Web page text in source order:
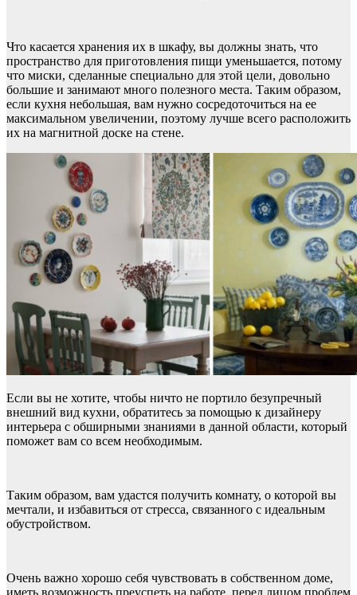
Что касается хранения их в шкафу, вы должны знать, что
пространство для приготовления пищи уменьшается, потому
что миски, сделанные специально для этой цели, довольно
большие и занимают много полезного места. Таким образом,
если кухня небольшая, вам нужно сосредоточиться на ее
максимальном увеличении, поэтому лучше всего расположить
их на магнитной доске на стене.
Если вы не хотите, чтобы ничто не портило безупречный
внешний вид кухни, обратитесь за помощью к дизайнеру
интерьера с обширными знаниями в данной области, который
поможет вам со всем необходимым.
Таким образом, вам удастся получить комнату, о которой вы
мечтали, и избавиться от стресса, связанного с идеальным
обустройством.
Очень важно хорошо себя чувствовать в собственном доме,
иметь возможность преуспеть на работе, перед лицом проблем